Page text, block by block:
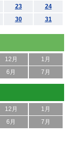
23
24
30 31
12月
1月
6月 7月
12月
1月
6月 7月